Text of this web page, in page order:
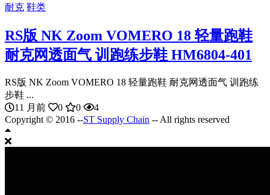
耐克 鞋类
RS版 NK Zoom VOMERO 18 轻量跑鞋
耐克网透面气 训跑练步鞋 HM6804-401
RS版 NK Zoom VOMERO 18 轻量跑鞋 耐克网透面气 训跑练
步鞋 ...
11 月前
0 0
4
Copyright © 2016 --ST Supply Chain -- All rights reserved